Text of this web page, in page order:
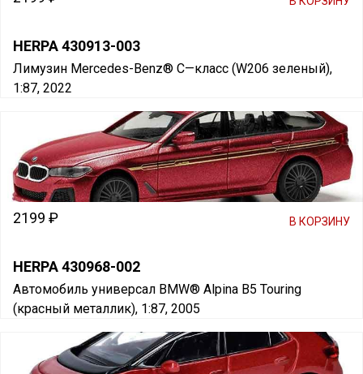
HERPA 430913-003
Лимузин Mercedes-Benz® C—класс (W206 зеленый),
1:87, 2022
HERPA 430968-002
Автомобиль универсал BMW® Alpina B5 Touring
(красный металлик), 1:87, 2005
2199 ₽ В КОРЗИНУ